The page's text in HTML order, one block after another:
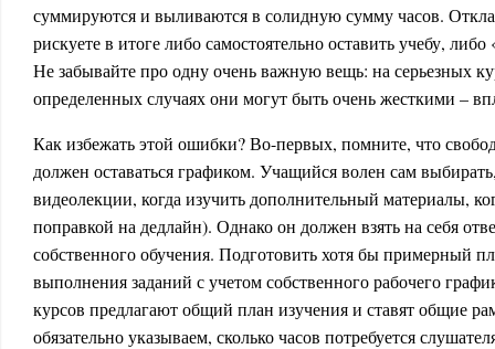
суммируются и выливаются в солидную сумму часов.
рискуете в итоге либо самостоятельно оставить учебу,
Не забывайте про одну очень важную вещь: на серьезных
определенных случаях они могут быть очень жесткими –
Как избежать этой ошибки? Во-первых, помните, что
должен оставаться графиком. Учащийся волен сам
видеолекции, когда изучить дополнительный материалы,
поправкой на дедлайн). Однако он должен взять на себя
собственного обучения. Подготовить хотя бы примерный
выполнения заданий с учетом собственного рабочего
курсов предлагают общий план изучения и ставят общие
обязательно указываем, сколько часов потребуется